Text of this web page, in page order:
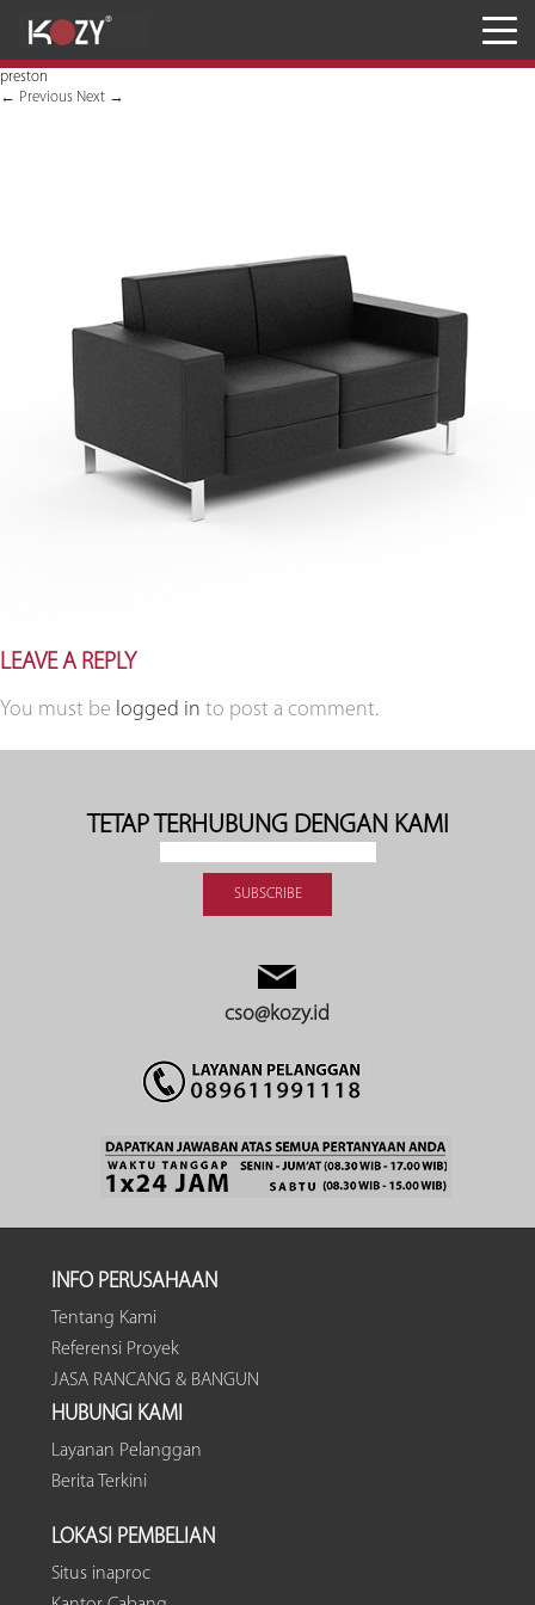
preston
← Previous Next →
LEAVE A REPLY
You must be logged in to post a comment.
TETAP TERHUBUNG DENGAN KAMI
cso@kozy.id
INFO PERUSAHAAN
Tentang Kami
Referensi Proyek
JASA RANCANG & BANGUN
HUBUNGI KAMI
Layanan Pelanggan
Berita Terkini
LOKASI PEMBELIAN
Situs inaproc
Inaproc Site